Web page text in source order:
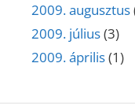
2009. augusztus
2009. július(3)
2009. április(1)